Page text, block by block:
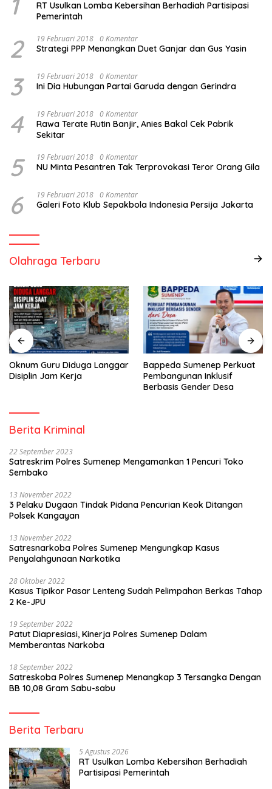
RT Usulkan Lomba Kebersihan Berhadiah Partisipasi
Pemerintah
2 19 Februari 2018 0 Komentar
Strategi PPP Menangkan Duet Ganjar dan Gus Yasin
3 19 Februari 2018 0 Komentar
Ini Dia Hubungan Partai Garuda dengan Gerindra
4 19 Februari 2018 0 Komentar
Rawa Terate Rutin Banjir, Anies Bakal Cek Pabrik
Sekitar
5 19 Februari 2018 0 Komentar
NU Minta Pesantren Tak Terprovokasi Teror Orang Gila
6 19 Februari 2018 0 Komentar
Galeri Foto Klub Sepakbola Indonesia Persija Jakarta
Olahraga Terbaru
Oknum Guru Diduga Langgar
Disiplin Jam Kerja
Bappeda Sumenep Perkuat
Pembangunan Inklusif
Berbasis Gender Desa
Berita Kriminal
22 September 2023
Satreskrim Polres Sumenep Mengamankan 1 Pencuri Toko
Sembako
13 November 2022
3 Pelaku Dugaan Tindak Pidana Pencurian Keok Ditangan
Polsek Kangayan
13 November 2022
Satresnarkoba Polres Sumenep Mengungkap Kasus
Penyalahgunaan Narkotika
28 Oktober 2022
Kasus Tipikor Pasar Lenteng Sudah Pelimpahan Berkas Tahap
2 Ke-JPU
19 September 2022
Patut Diapresiasi, Kinerja Polres Sumenep Dalam
Memberantas Narkoba
18 September 2022
Satreskoba Polres Sumenep Menangkap 3 Tersangka Dengan
BB 10,08 Gram Sabu-sabu
Berita Terbaru
5 Agustus 2026
RT Usulkan Lomba Kebersihan Berhadiah
Partisipasi Pemerintah